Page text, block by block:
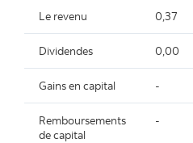
Le revenu 0,37
Dividendes 0,00
Gains en capital -
Remboursements
de capital
-